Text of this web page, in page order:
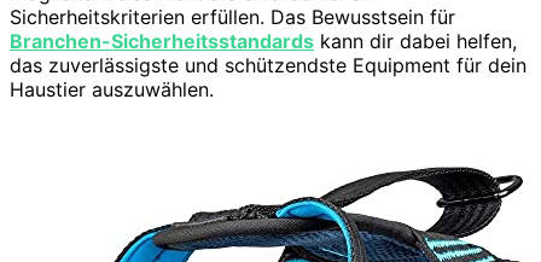
Sicherheitskriterien erfüllen. Das Bewusstsein für
Branchen-Sicherheitsstandards kann dir dabei helfen,
das zuverlässigste und schützendste Equipment für dein
Haustier auszuwählen.